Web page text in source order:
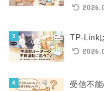
TP-Link
受信不